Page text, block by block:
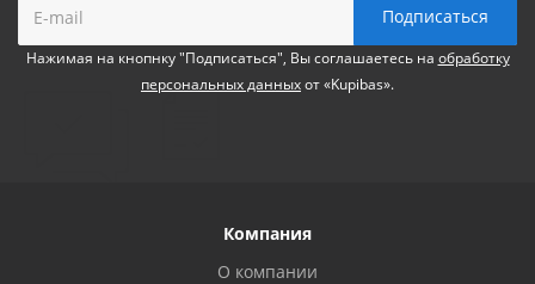
Нажимая на кнопнку "Подписаться", Вы соглашаетесь на обработку
персональных данныхот «Kupibas».
Компания
О компании